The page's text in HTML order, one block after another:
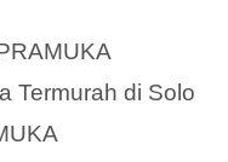
Termurah di Solo